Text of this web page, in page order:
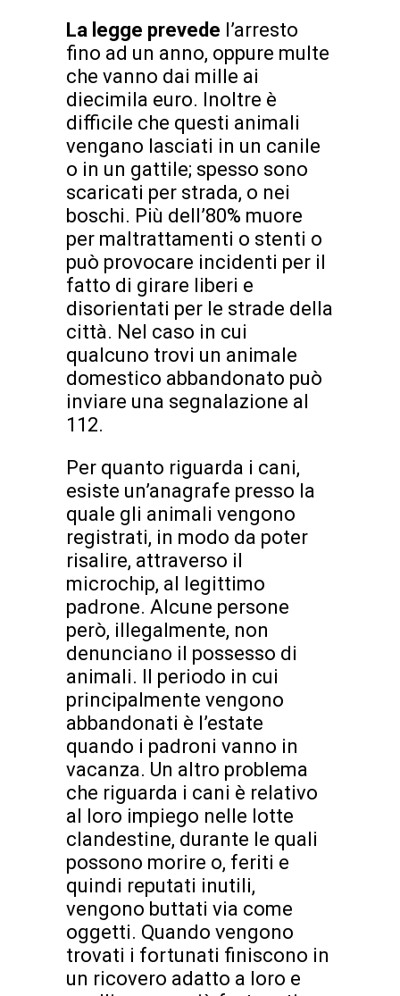
La legge prevede l’arresto
fino ad un anno, oppure multe
che vanno dai mille ai
diecimila euro. Inoltre è
difficile che questi animali
vengano lasciati in un canile
o in un gattile; spesso sono
scaricati per strada, o nei
boschi. Più dell’80% muore
per maltrattamenti o stenti o
può provocare incidenti per il
fatto di girare liberi e
disorientati per le strade della
città. Nel caso in cui
qualcuno trovi un animale
domestico abbandonato può
inviare una segnalazione al
112.
Per quanto riguarda i cani,
esiste un’anagrafe presso la
quale gli animali vengono
registrati, in modo da poter
risalire, attraverso il
microchip, al legittimo
padrone. Alcune persone
però, illegalmente, non
denunciano il possesso di
animali. Il periodo in cui
principalmente vengono
abbandonati è l’estate
quando i padroni vanno in
vacanza. Un altro problema
che riguarda i cani è relativo
al loro impiego nelle lotte
clandestine, durante le quali
possono morire o, feriti e
quindi reputati inutili,
vengono buttati via come
oggetti. Quando vengono
trovati i fortunati finiscono in
un ricovero adatto a loro e